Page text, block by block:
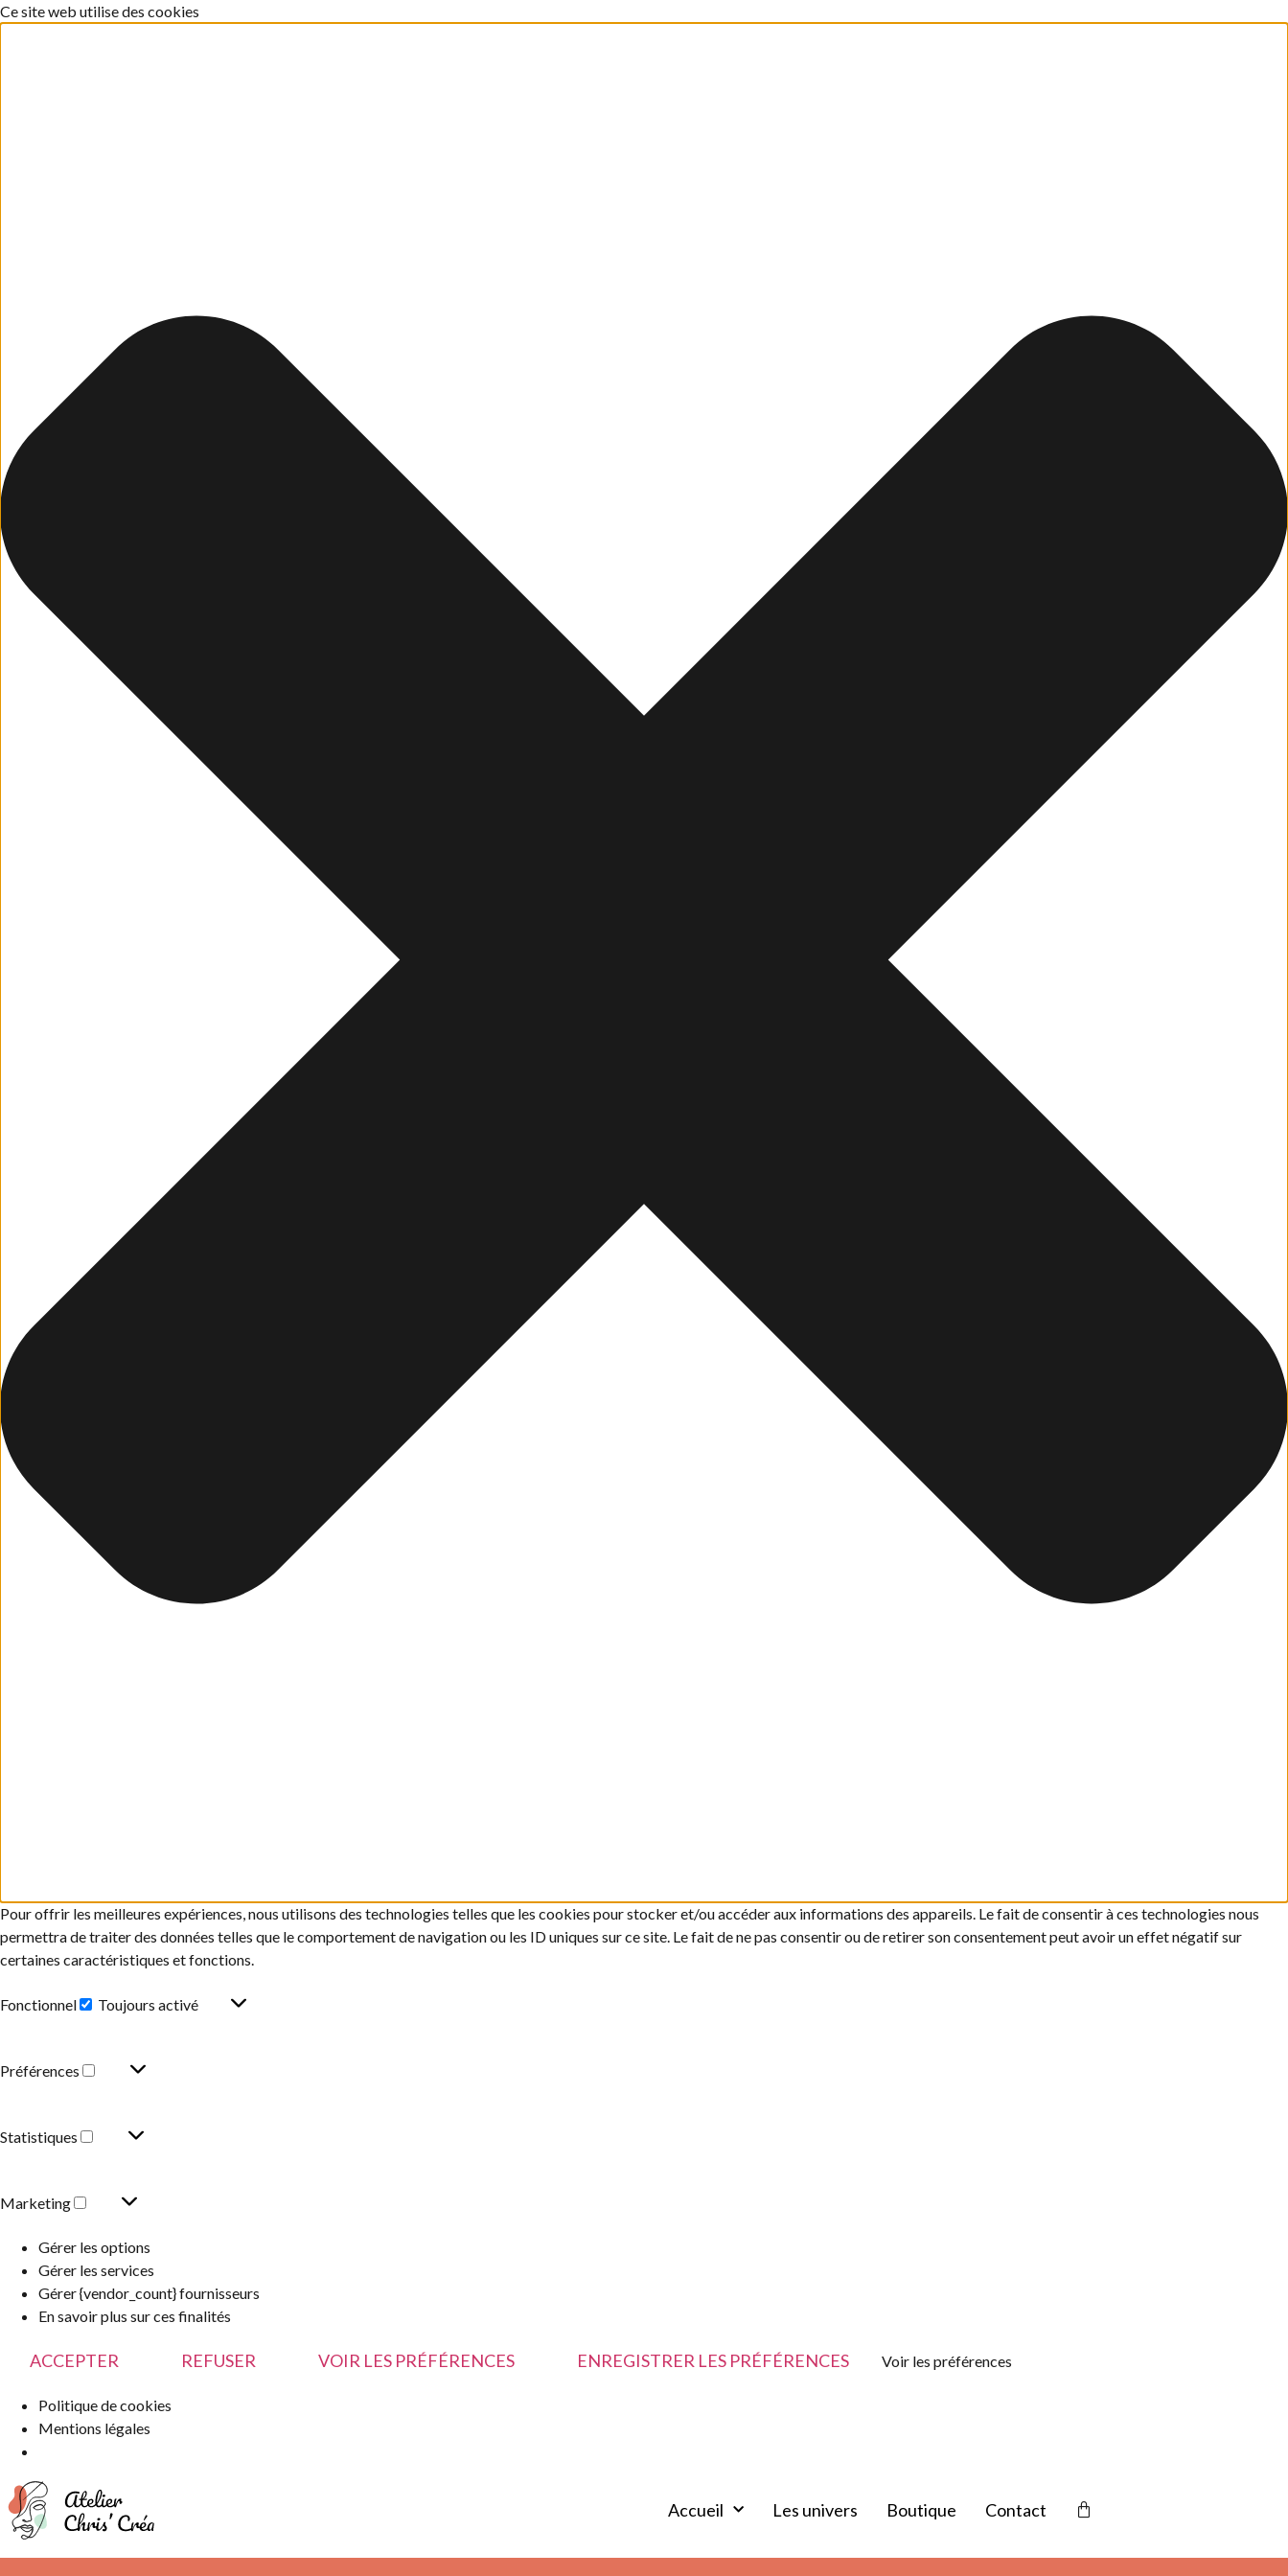
Ce site web utilise des cookies
Pour offrir les meilleures expériences, nous utilisons des technologies telles que les cookies pour stocker et/ou accéder aux informations des appareils. Le fait de consentir à ces technologies nous
permettra de traiter des données telles que le comportement de navigation ou les ID uniques sur ce site. Le fait de ne pas consentir ou de retirer son consentement peut avoir un effet négatif sur
certaines caractéristiques et fonctions.
Fonctionnel Toujours activé
Préférences
Statistiques
Marketing
Gérer les options
Gérer les services
Gérer {vendor_count} fournisseurs
En savoir plus sur ces finalités
ACCEPTER REFUSER VOIR LES PRÉFÉRENCES ENREGISTRER LES PRÉFÉRENCES Voir les préférences
Politique de cookies
Mentions légales
Accueil Les univers Boutique Contact